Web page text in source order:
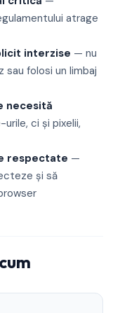
atrage
interzise — nu
folosi un limbaj
necesită
ci și pixelii,
respectate —
și să